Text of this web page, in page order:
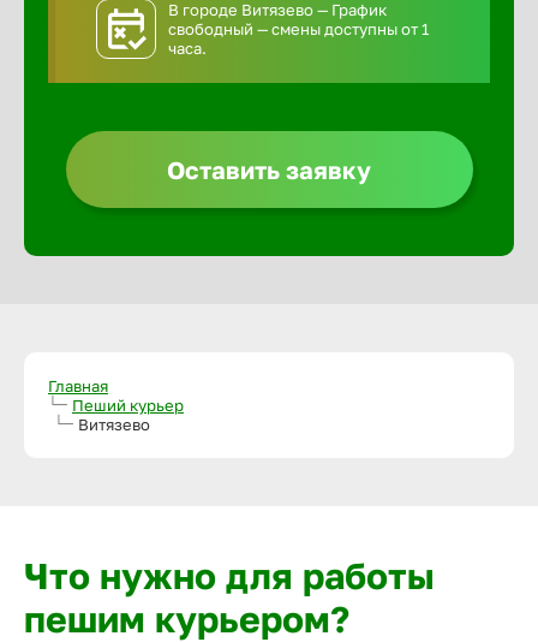
В городе Витязево — График
свободный — смены доступны от 1
часа.
Оставить заявку
Главная
Пеший курьер
Витязево
Что нужно для работы
пешим курьером?